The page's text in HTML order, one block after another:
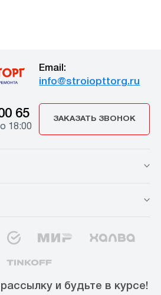
Email:
info@stroiopttorg.ru
65
18:00
ЗАКАЗАТЬ ЗВОНОК
и будьте в курсе!